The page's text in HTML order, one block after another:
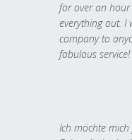
for over an
everything out. I
company to
fabulous service!
Ich möchte